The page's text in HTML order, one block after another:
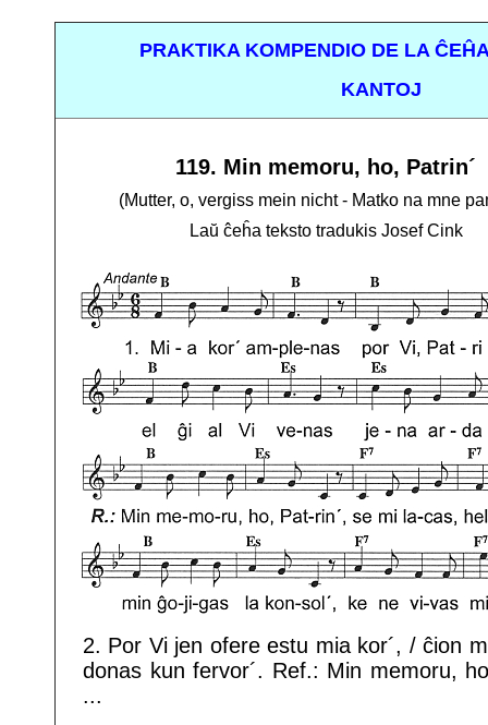
PRAKTIKA KOMPENDIO DE LA
KANTOJ
119. Min memoru, ho, Patrin´
(Mutter, o, vergiss mein nicht - Matko na mne
Laŭ ĉeĥa teksto tradukis Josef Cink
2. Por Vi jen ofere estu mia kor´, / ĉion
donas kun fervor´. Ref.: Min memoru,
...